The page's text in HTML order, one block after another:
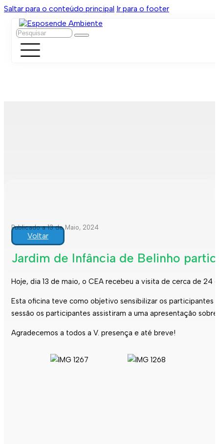
Saltar para o conteúdo principal Ir para o footer
Pesquisar
Publicado a 13 de Maio, 2024
Voltar
Jardim de Infância de Belinho
Hoje, dia 13 de maio, o CEA recebeu a visita de cerca de 24
Esta oficina teve como objetivo sensibilizar os participantes
sessão os participantes assistiram a uma apresentação
Agradecemos a todos a V. presença e até breve!